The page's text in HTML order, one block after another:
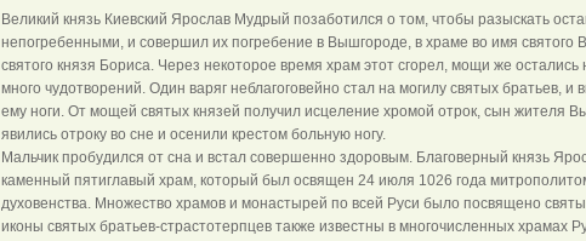
Великий князь Киевский Ярослав Мудрый позаботился о том, чтобы разыскать
непогребенными, и совершил их погребение в Вышгороде, в храме во имя святого
святого князя Бориса. Через некоторое время храм этот сгорел, мощи же
много чудотворений. Один варяг неблагоговейно стал на могилу святых братьев,
ему ноги. От мощей святых князей получил исцеление хромой отрок, сын жителя
явились отроку во сне и осенили крестом больную ногу.
Мальчик пробудился от сна и встал совершенно здоровым. Благоверный князь
каменный пятиглавый храм, который был освящен 24 июля 1026 года
духовенства. Множество храмов и монастырей по всей Руси было посвящено
иконы святых братьев-страстотерпцев также известны в многочисленных храмах